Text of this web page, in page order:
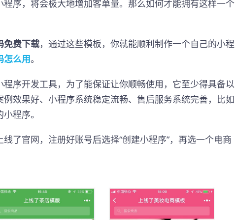
序，将会极大地增加客单量。那么如何才能拥有这样一个
免费下载，通过这些模板，你就能顺利制作一个自己的小程
怎么用。
序开发工具，为了能保证让你顺畅使用，它至少得具备以
效果好、小程序系统稳定流畅、售后服务系统完善，比如
程序。
了官网，注册好账号后选择“创建小程序”，再选一个电商